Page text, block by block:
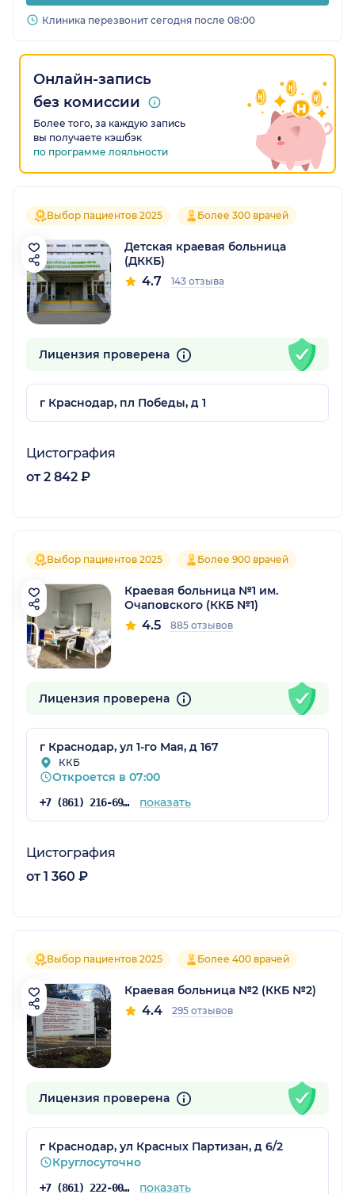
Клиника перезвонит сегодня после 08:00
Онлайн-запись
без комиссии
Более того, за каждую запись
вы получаете кэшбэк
по программе лояльности
Выбор пациентов 2025 Более 300 врачей
Детская краевая больница
(ДККБ)
4.7 143 отзыва
Лицензия проверена
г Краснодар, пл Победы, д 1
Цистография
от 2 842 ₽
Выбор пациентов 2025 Более 900 врачей
Краевая больница №1 им.
Очаповского (ККБ №1)
4.5 885 отзывов
Лицензия проверена
г Краснодар, ул 1-го Мая, д 167
ККБ
Откроется в 07:00
+7 (861) 216-69-10 показать
Цистография
от 1 360 ₽
Выбор пациентов 2025 Более 400 врачей
Краевая больница №2 (ККБ №2)
4.4 295 отзывов
Лицензия проверена
г Краснодар, ул Красных Партизан, д 6/2
Круглосуточно
+7 (861) 222-00-02 показать